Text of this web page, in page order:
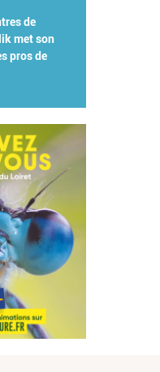
de
met son
pros de